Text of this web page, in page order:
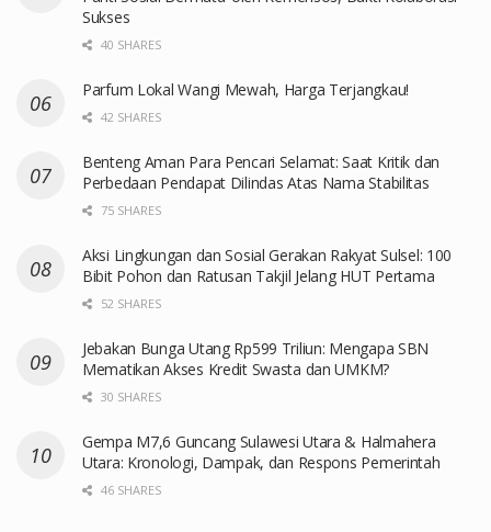
Sukses
40 SHARES
Parfum Lokal Wangi Mewah, Harga Terjangkau!
42 SHARES
Benteng Aman Para Pencari Selamat: Saat Kritik dan
Perbedaan Pendapat Dilindas Atas Nama Stabilitas
75 SHARES
Aksi Lingkungan dan Sosial Gerakan Rakyat Sulsel: 100
Bibit Pohon dan Ratusan Takjil Jelang HUT Pertama
52 SHARES
Jebakan Bunga Utang Rp599 Triliun: Mengapa SBN
Mematikan Akses Kredit Swasta dan UMKM?
30 SHARES
Gempa M7,6 Guncang Sulawesi Utara & Halmahera
Utara: Kronologi, Dampak, dan Respons Pemerintah
46 SHARES